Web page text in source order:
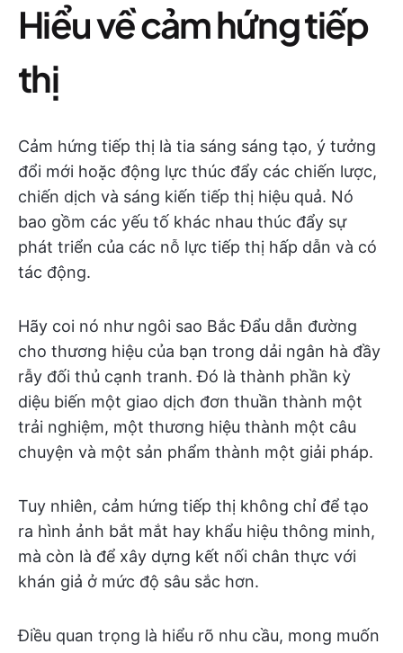
Hiểu về cảm hứng tiếp
thị
Cảm hứng tiếp thị là tia sáng sáng tạo, ý tưởng
đổi mới hoặc động lực thúc đẩy các chiến lược,
chiến dịch và sáng kiến tiếp thị hiệu quả. Nó
bao gồm các yếu tố khác nhau thúc đẩy sự
phát triển của các nỗ lực tiếp thị hấp dẫn và có
tác động.
Hãy coi nó như ngôi sao Bắc Đẩu dẫn đường
cho thương hiệu của bạn trong dải ngân hà đầy
rẫy đối thủ cạnh tranh. Đó là thành phần kỳ
diệu biến một giao dịch đơn thuần thành một
trải nghiệm, một thương hiệu thành một câu
chuyện và một sản phẩm thành một giải pháp.
Tuy nhiên, cảm hứng tiếp thị không chỉ để tạo
ra hình ảnh bắt mắt hay khẩu hiệu thông minh,
mà còn là để xây dựng kết nối chân thực với
khán giả ở mức độ sâu sắc hơn.
Điều quan trọng là hiểu rõ nhu cầu, mong muốn